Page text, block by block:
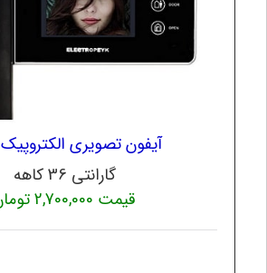
آیفون تصویری الکتروپیک 1096
گارانتی 36 کاهه
قیمت 2,700,000 تومان